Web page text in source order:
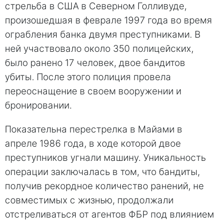
стрельба в США в Северном Голливуде,
произошедшая в феврале 1997 года во время
ограбления банка двумя преступниками. В
ней участвовало около 350 полицейских,
было ранено 17 человек, двое бандитов
убиты. После этого полиция провела
переоснащение в своем вооружении и
бронировании.
Показательна перестрелка в Майами в
апреле 1986 года, в ходе которой двое
преступников угнали машину. Уникальность
операции заключалась в том, что бандиты,
получив рекордное количество ранений, не
совместимых с жизнью, продолжали
отстреливаться от агентов ФБР под влиянием